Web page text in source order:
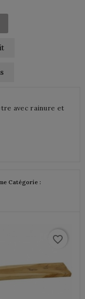
avec rainure et
Catégorie :
favorite_border